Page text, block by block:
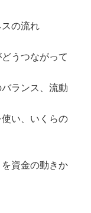
の流れ
うつながって
ランス、流動
使い、いくらの
を資金の動きか